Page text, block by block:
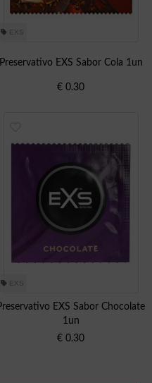
EXS
Preservativo EXS Sabor Cola 1un
€ 0.30
EXS
EXS Sabor Chocolate
1un
€ 0.30